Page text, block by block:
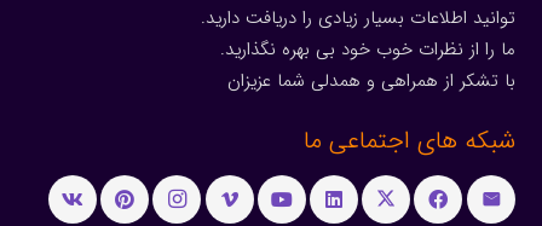
توانید اطلاعات بسیار زیادی را دریافت دارید.
ما را از نظرات خوب خود بی بهره نگذارید.
با تشکر از همراهی و همدلی شما عزیزان
شبکه های اجتماعی ما